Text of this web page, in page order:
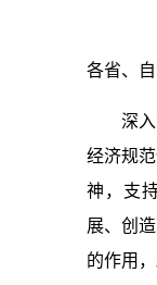
各省、
深
经济规
神，支
展、创
的作用